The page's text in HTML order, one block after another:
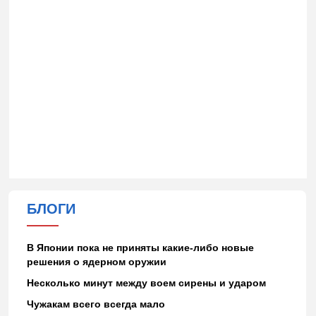
БЛОГИ
В Японии пока не приняты какие-либо новые
решения о ядерном оружии
Несколько минут между воем сирены и ударом
Чужакам всего всегда мало